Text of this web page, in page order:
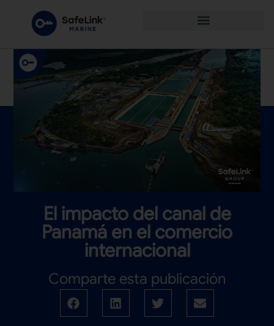
El impacto del canal de
Panamá en el comercio
internacional
Comparte esta publicación